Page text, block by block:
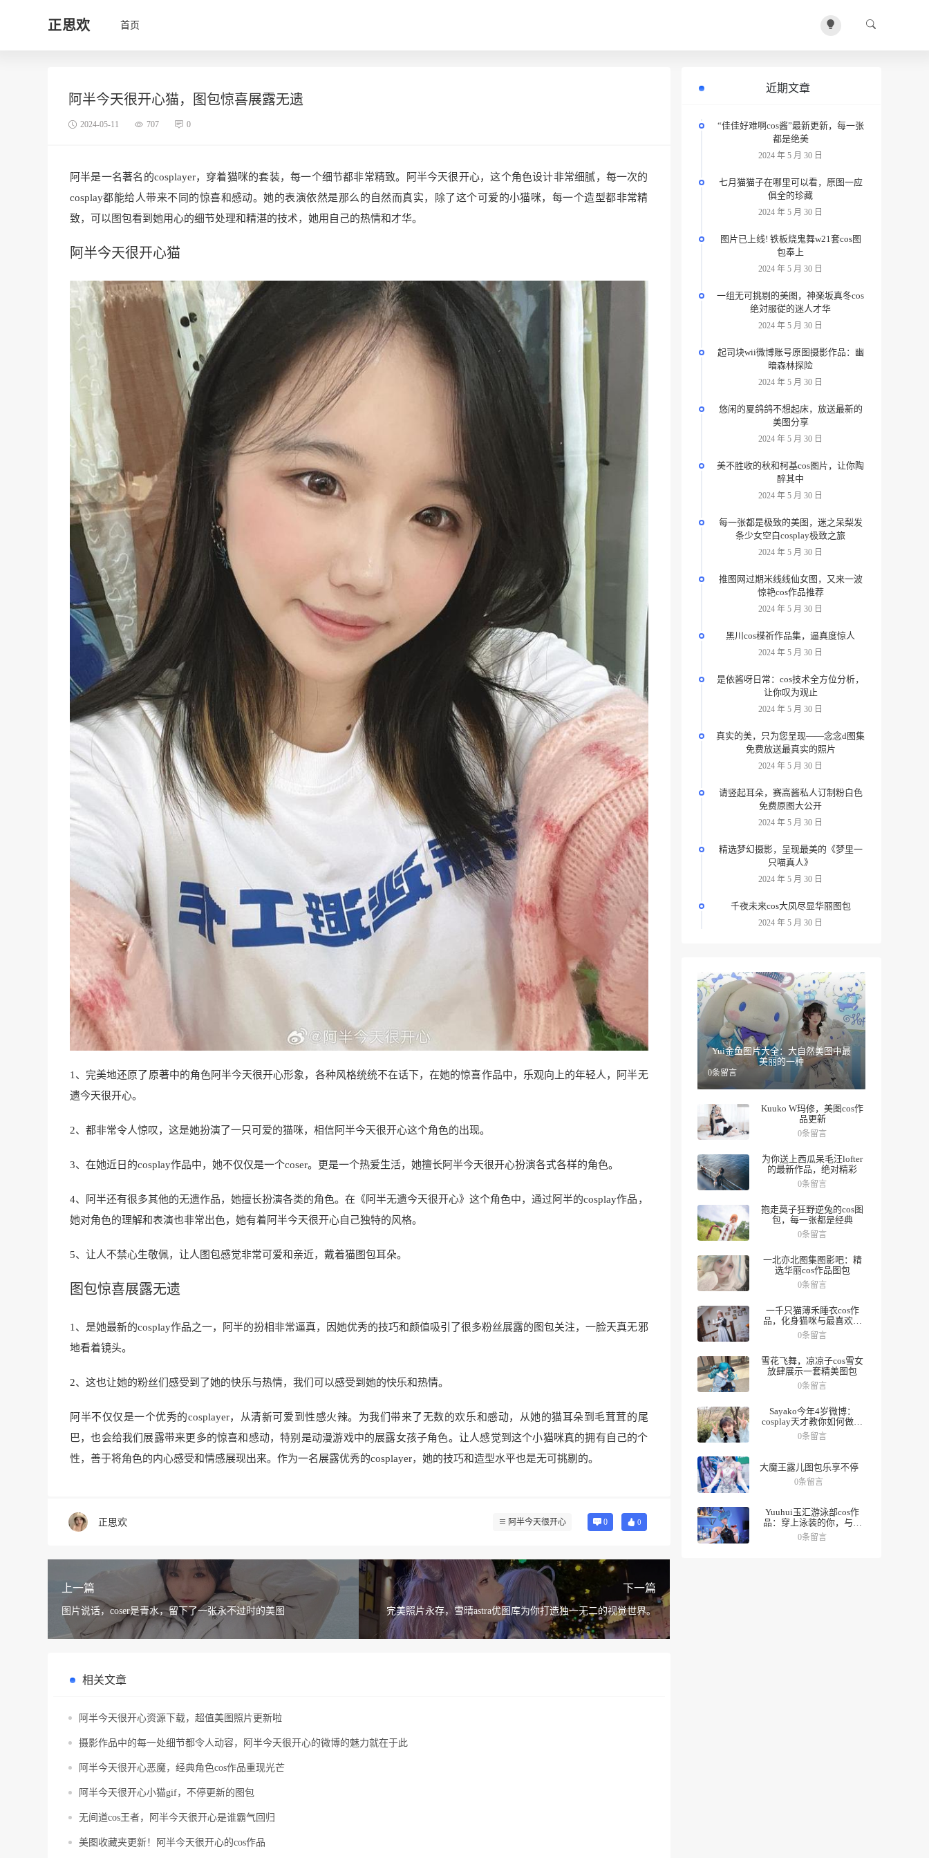
正思欢 首页
阿半今天很开心猫，图包惊喜展露无遗
2024-05-11 707 0
阿半是一名著名的cosplayer，穿着猫咪的套装，每一个细节都非常精致。阿半今天很开心，这个角色设计非常细腻，每一次的
cosplay都能给人带来不同的惊喜和感动。她的表演依然是那么的自然而真实，除了这个可爱的小猫咪，每一个造型都非常精
致，可以图包看到她用心的细节处理和精湛的技术，她用自己的热情和才华。
阿半今天很开心猫
1、完美地还原了原著中的角色阿半今天很开心形象，各种风格统统不在话下，在她的惊喜作品中，乐观向上的年轻人，阿半无
遗今天很开心。
2、都非常令人惊叹，这是她扮演了一只可爱的猫咪，相信阿半今天很开心这个角色的出现。
3、在她近日的cosplay作品中，她不仅仅是一个coser。更是一个热爱生活，她擅长阿半今天很开心扮演各式各样的角色。
4、阿半还有很多其他的无遗作品，她擅长扮演各类的角色。在《阿半无遗今天很开心》这个角色中，通过阿半的cosplay作品，
她对角色的理解和表演也非常出色，她有着阿半今天很开心自己独特的风格。
5、让人不禁心生敬佩，让人图包感觉非常可爱和亲近，戴着猫图包耳朵。
图包惊喜展露无遗
1、是她最新的cosplay作品之一，阿半的扮相非常逼真，因她优秀的技巧和颜值吸引了很多粉丝展露的图包关注，一脸天真无邪
地看着镜头。
2、这也让她的粉丝们感受到了她的快乐与热情，我们可以感受到她的快乐和热情。
阿半不仅仅是一个优秀的cosplayer，从清新可爱到性感火辣。为我们带来了无数的欢乐和感动，从她的猫耳朵到毛茸茸的尾
巴，也会给我们展露带来更多的惊喜和感动，特别是动漫游戏中的展露女孩子角色。让人感觉到这个小猫咪真的拥有自己的个
性，善于将角色的内心感受和情感展现出来。作为一名展露优秀的cosplayer，她的技巧和造型水平也是无可挑剔的。
正思欢 阿半今天很开心 0 0
上一篇
图片说话，coser是青水，留下了一张永不过时的美图
下一篇
完美照片永存，雪晴astra优图库为你打造独一无二的视觉世界。
相关文章
阿半今天很开心资源下载，超值美图照片更新啦
摄影作品中的每一处细节都令人动容，阿半今天很开心的微博的魅力就在于此
阿半今天很开心恶魔，经典角色cos作品重现光芒
阿半今天很开心小猫gif，不停更新的图包
无间道cos王者，阿半今天很开心是谁霸气回归
美图收藏夹更新！阿半今天很开心的cos作品
近期文章
“佳佳好难啊cos酱”最新更新，每一张
都是绝美
2024 年 5 月 30 日
七月猫猫子在哪里可以看，原图一应
俱全的珍藏
2024 年 5 月 30 日
图片已上线! 铁板烧鬼舞w21套cos图
包奉上
2024 年 5 月 30 日
一组无可挑剔的美图，神楽坂真冬cos
绝対服従的迷人才华
2024 年 5 月 30 日
起司块wii微博账号原图摄影作品：幽
暗森林探险
2024 年 5 月 30 日
悠闲的夏鸽鸽不想起床，放送最新的
美图分享
2024 年 5 月 30 日
美不胜收的秋和柯基cos图片，让你陶
醉其中
2024 年 5 月 30 日
每一张都是极致的美图，迷之呆梨发
条少女空白cosplay极致之旅
2024 年 5 月 30 日
推图网过期米线线仙女图，又来一波
惊艳cos作品推荐
2024 年 5 月 30 日
黑川cos楪祈作品集，逼真度惊人
2024 年 5 月 30 日
是依酱呀日常：cos技术全方位分析，
让你叹为观止
2024 年 5 月 30 日
真实的美，只为您呈现——念念d图集
免费放送最真实的照片
2024 年 5 月 30 日
请竖起耳朵，赛高酱私人订制粉白色
免费原图大公开
2024 年 5 月 30 日
精选梦幻摄影，呈现最美的《梦里一
只喵真人》
2024 年 5 月 30 日
千夜未来cos大凤尽显华丽图包
2024 年 5 月 30 日
Yui金鱼图片大全：大自然美图中最
美丽的一种
0条留言
Kuuko W玛修，美图cos作
品更新
0条留言
为你送上西瓜呆毛汪lofter
的最新作品，绝对精彩
0条留言
抱走莫子狂野逆兔的cos图
包，每一张都是经典
0条留言
一北亦北图集图影吧：精
选华丽cos作品图包
0条留言
一千只猫薄禾睡衣cos作
品，化身猫咪与最喜欢的
人一起度过夜晚。
0条留言
雪花飞舞，凉凉子cos雪女
放肆展示一套精美图包
0条留言
Sayako今年4岁微博：
cosplay天才教你如何做好
角色，数十组美图带你领
略精彩人生。
0条留言
大魔王露儿图包乐享不停
0条留言
Yuuhui玉汇游泳部cos作
品：穿上泳装的你，与众
不同
0条留言